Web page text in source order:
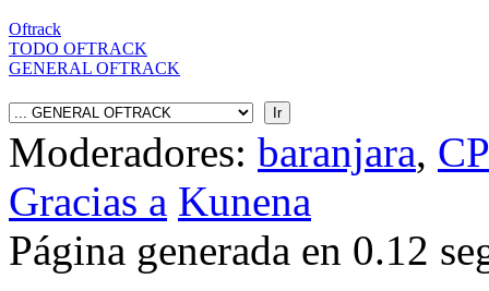
Oftrack
TODO OFTRACK
GENERAL OFTRACK
Moderadores: baranjara,
Gracias a Kunena
Página generada en 0.12